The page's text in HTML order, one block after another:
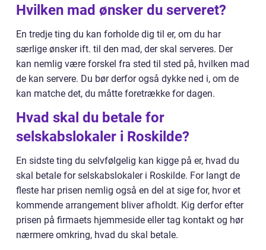
Hvilken mad ønsker du serveret?
En tredje ting du kan forholde dig til er, om du har
særlige ønsker ift. til den mad, der skal serveres. Der
kan nemlig være forskel fra sted til sted på, hvilken mad
de kan servere. Du bør derfor også dykke ned i, om de
kan matche det, du måtte foretrække for dagen.
Hvad skal du betale for
selskabslokaler i Roskilde?
En sidste ting du selvfølgelig kan kigge på er, hvad du
skal betale for selskabslokaler i Roskilde. For langt de
fleste har prisen nemlig også en del at sige for, hvor et
kommende arrangement bliver afholdt. Kig derfor efter
prisen på firmaets hjemmeside eller tag kontakt og hør
nærmere omkring, hvad du skal betale.